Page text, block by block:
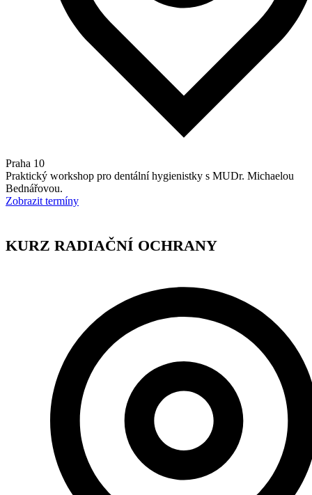
Praha 10
Praktický workshop pro dentální hygienistky s MUDr. Michaelou
Bednářovou.
Zobrazit termíny
KURZ RADIAČNÍ OCHRANY